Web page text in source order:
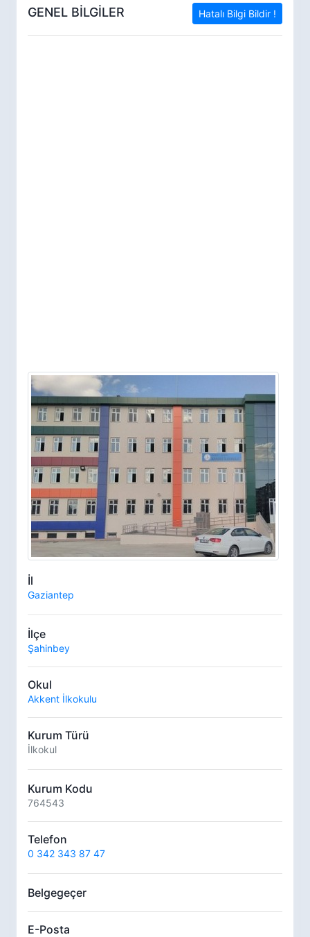
GENEL BİLGİLER Hatalı Bilgi Bildir !
İl
Gaziantep
İlçe
Şahinbey
Okul
Akkent İlkokulu
Kurum Türü
İlkokul
Kurum Kodu
764543
Telefon
0 342 343 87 47
Belgegeçer
E-Posta